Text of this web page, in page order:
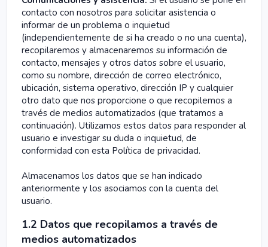
contacto con nosotros para solicitar asistencia o
informar de un problema o inquietud
(independientemente de si ha creado o no una cuenta),
recopilaremos y almacenaremos su información de
contacto, mensajes y otros datos sobre el usuario,
como su nombre, dirección de correo electrónico,
ubicación, sistema operativo, dirección IP y cualquier
otro dato que nos proporcione o que recopilemos a
través de medios automatizados (que tratamos a
continuación). Utilizamos estos datos para responder al
usuario e investigar su duda o inquietud, de
conformidad con esta Política de privacidad.
Almacenamos los datos que se han indicado
anteriormente y los asociamos con la cuenta del
usuario.
1.2 Datos que recopilamos a través de
medios automatizados